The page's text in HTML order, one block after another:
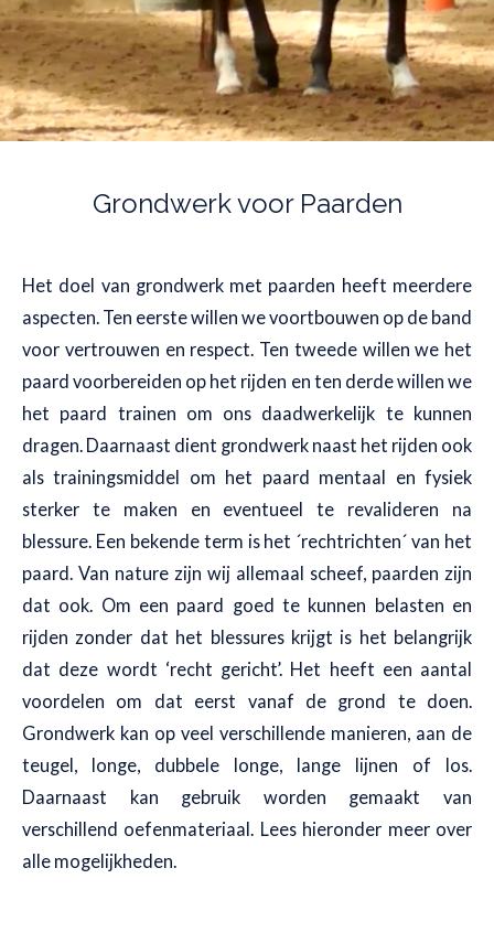
Grondwerk voor Paarden
Het doel van grondwerk met paarden heeft meerdere
aspecten. Ten eerste willen we voortbouwen op de band
voor vertrouwen en respect. Ten tweede willen we het
paard voorbereiden op het rijden en ten derde willen we
het paard trainen om ons daadwerkelijk te kunnen
dragen. Daarnaast dient grondwerk naast het rijden ook
als trainingsmiddel om het paard mentaal en fysiek
sterker te maken en eventueel te revalideren na
blessure. Een bekende term is het ´rechtrichten´ van het
paard. Van nature zijn wij allemaal scheef, paarden zijn
dat ook. Om een paard goed te kunnen belasten en
rijden zonder dat het blessures krijgt is het belangrijk
dat deze wordt ‘recht gericht’. Het heeft een aantal
voordelen om dat eerst vanaf de grond te doen.
Grondwerk kan op veel verschillende manieren, aan de
teugel, longe, dubbele longe, lange lijnen of los.
Daarnaast kan gebruik worden gemaakt van
verschillend oefenmateriaal. Lees hieronder meer over
alle mogelijkheden.